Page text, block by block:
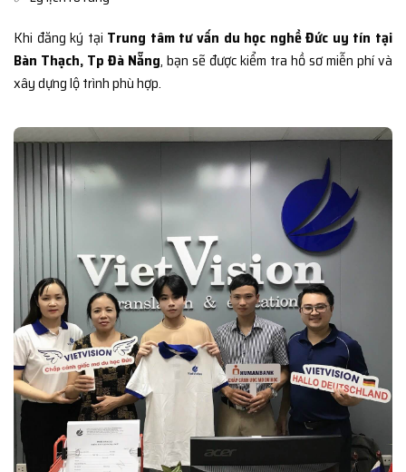
Khi đăng ký tại Trung tâm tư vấn du học nghề Đức uy tín tại
Bàn Thạch, Tp Đà Nẵng, bạn sẽ được kiểm tra hồ sơ miễn phí và
xây dựng lộ trình phù hợp.